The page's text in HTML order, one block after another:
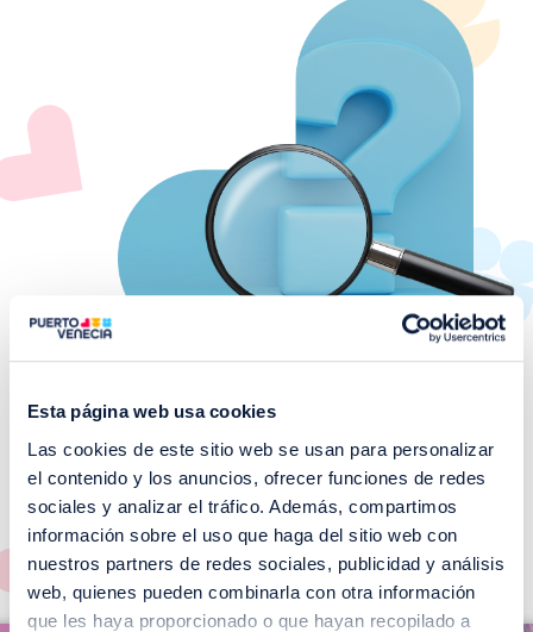
Esta página web usa cookies
Las cookies de este sitio web se usan para personalizar
el contenido y los anuncios, ofrecer funciones de redes
sociales y analizar el tráfico. Además, compartimos
información sobre el uso que haga del sitio web con
nuestros partners de redes sociales, publicidad y análisis
web, quienes pueden combinarla con otra información
que les haya proporcionado o que hayan recopilado a
¡No te pierdas nuestros
EVENTOS!
Ver todos >